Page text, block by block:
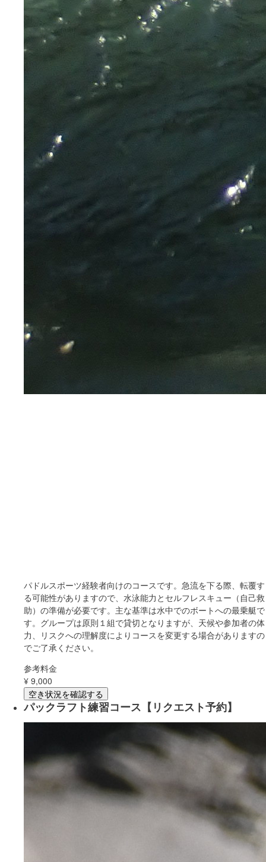
パドルスポーツ経験者向けのコースです。急流を下る際、転覆す
る可能性がありますので、水泳能力とセルフレスキュー（自己救
助）の準備が必要です。主な基準は水中でのボートへの最乗艇で
す。グループは原則１組で貸切となりますが、天候や参加者の体
力、リスクへの理解度によりコースを変更する場合がありますの
でご了承ください。
参考料金
¥ 9,000
空き状況を確認する
パックラフト練習コース【リクエスト予約】